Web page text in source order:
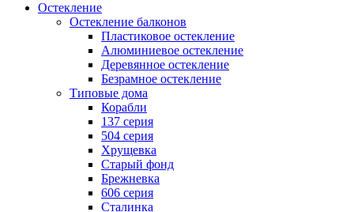
Остекление
Остекление балконов
Пластиковое остекление
Алюминиевое остекление
Деревянное остекление
Безрамное остекление
Типовые дома
Корабли
137 серия
504 серия
Хрущевка
Старый фонд
Брежневка
606 серия
Сталинка